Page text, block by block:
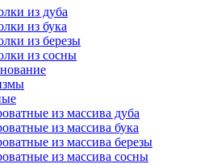
из дуба
из бука
из березы
из сосны
из массива дуба
из массива бука
из массива березы
из массива сосны